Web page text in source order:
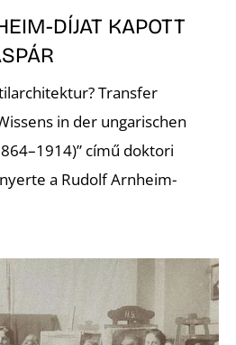
DÍJAT KAPOTT
Transfer
in der ungarischen
című doktori
a Rudolf Arnheim-